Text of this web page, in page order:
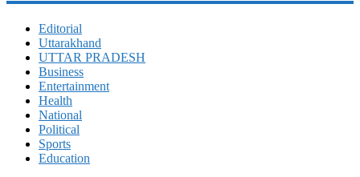
Editorial
Uttarakhand
UTTAR PRADESH
Business
Entertainment
Health
National
Political
Sports
Education